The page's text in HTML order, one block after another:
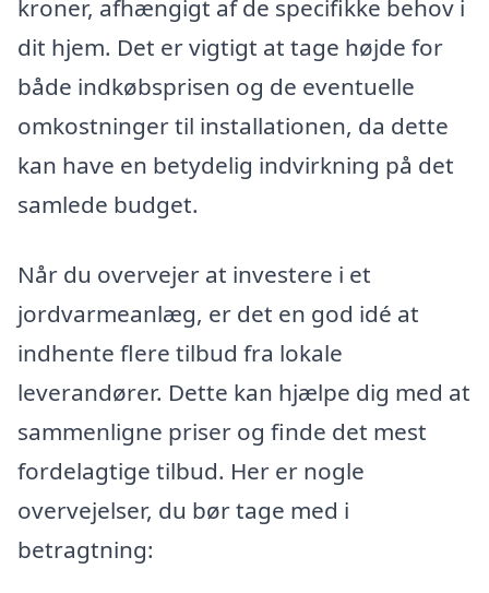
kroner, afhængigt af de specifikke behov i
dit hjem. Det er vigtigt at tage højde for
både indkøbsprisen og de eventuelle
omkostninger til installationen, da dette
kan have en betydelig indvirkning på det
samlede budget.
Når du overvejer at investere i et
jordvarmeanlæg, er det en god idé at
indhente flere tilbud fra lokale
leverandører. Dette kan hjælpe dig med at
sammenligne priser og finde det mest
fordelagtige tilbud. Her er nogle
overvejelser, du bør tage med i
betragtning: